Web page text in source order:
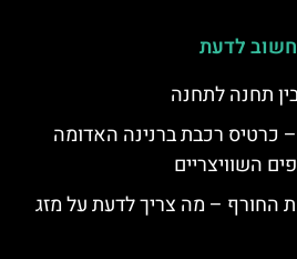
חשוב לדעת
תחנה לתחנה
כרטיס רכבת ברנינה האדומה
השוויצריים
החורף – מה צריך לדעת על מזג